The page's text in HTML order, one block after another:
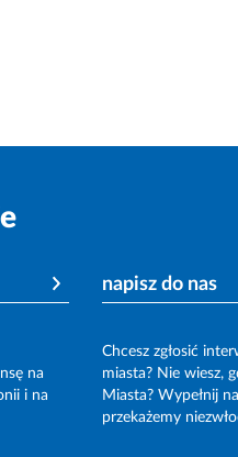
na
i na
napisz do nas
Chcesz zgłosić
miasta? Nie wiesz,
Miasta? Wypełnij
przekażemy